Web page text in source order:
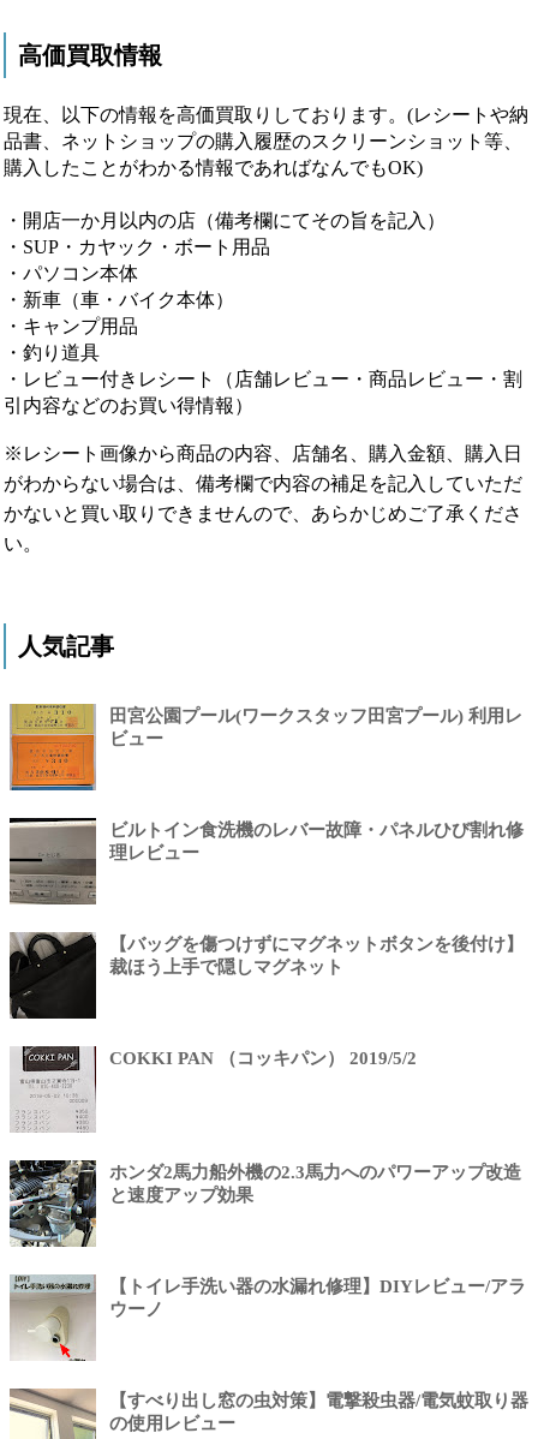
高価買取情報
現在、以下の情報を高価買取りしております。(レシートや納
品書、ネットショップの購入履歴のスクリーンショット等、
購入したことがわかる情報であればなんでもOK)
・開店一か月以内の店（備考欄にてその旨を記入）
・SUP・カヤック・ボート用品
・パソコン本体
・新車（車・バイク本体）
・キャンプ用品
・釣り道具
・レビュー付きレシート（店舗レビュー・商品レビュー・割
引内容などのお買い得情報）
※レシート画像から商品の内容、店舗名、購入金額、購入日
がわからない場合は、備考欄で内容の補足を記入していただ
かないと買い取りできませんので、あらかじめご了承くださ
い。
人気記事
田宮公園プール(ワークスタッフ田宮プール) 利用レ
ビュー
ビルトイン食洗機のレバー故障・パネルひび割れ修
理レビュー
【バッグを傷つけずにマグネットボタンを後付け】
裁ほう上手で隠しマグネット
COKKI PAN （コッキパン） 2019/5/2
ホンダ2馬力船外機の2.3馬力へのパワーアップ改造
と速度アップ効果
【トイレ手洗い器の水漏れ修理】DIYレビュー/アラ
ウーノ
【すべり出し窓の虫対策】電撃殺虫器/電気蚊取り器
の使用レビュー